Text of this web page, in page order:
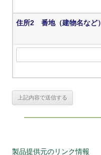
住所2 番地（建物名など）
製品提供元のリンク情報